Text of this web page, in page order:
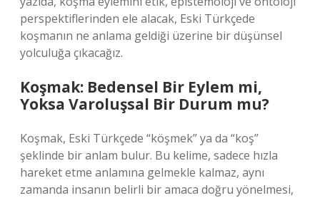
perspektiflerinden ele alacak, Eski Türkçede
koşmanın ne anlama geldiği üzerine bir düşünsel
yolculuğa çıkacağız.
Koşmak: Bedensel Bir Eylem mi,
Yoksa Varoluşsal Bir Durum mu?
Koşmak, Eski Türkçede “köşmek” ya da “koş”
şeklinde bir anlam bulur. Bu kelime, sadece hızla
hareket etme anlamına gelmekle kalmaz, aynı
zamanda insanın belirli bir amaca doğru yönelmesi,